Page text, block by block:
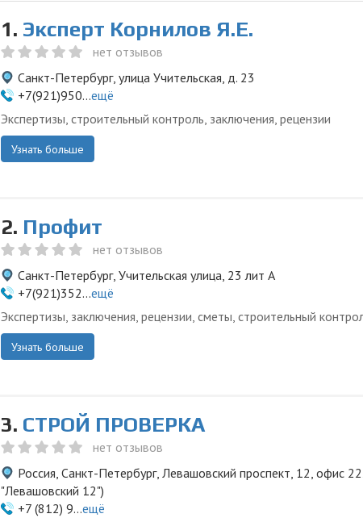
1. Эксперт Корнилов Я.Е.
нет отзывов
Санкт-Петербург, улица Учительская, д. 23
+7(921)950...ещё
Экспертизы, строительный контроль, заключения, рецензии
Узнать больше
2. Профит
нет отзывов
Санкт-Петербург, Учительская улица, 23 лит А
+7(921)352...ещё
Экспертизы, заключения, рецензии, сметы, строительный
Узнать больше
3. СТРОЙ ПРОВЕРКА
нет отзывов
Россия, Санкт-Петербург, Левашовский проспект, 12, офис
"Левашовский 12")
+7 (812) 9...ещё